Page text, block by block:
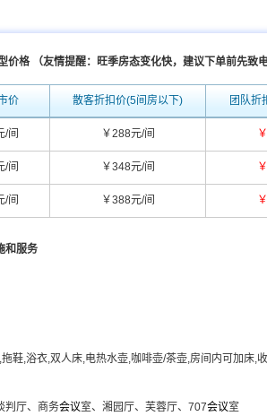
价格 （友情提醒：旺季房态变化快，建议下单前先致
价 散客折扣价(5间房以下) 团队折
/间 ￥288元/间
/间 ￥348元/间
/间 ￥388元/间
和服务
鞋,浴衣,双人床,电热水壶,咖啡壶/茶壶,房间内可加床,
判厅、商务会议室、湘园厅、芙蓉厅、707会议室